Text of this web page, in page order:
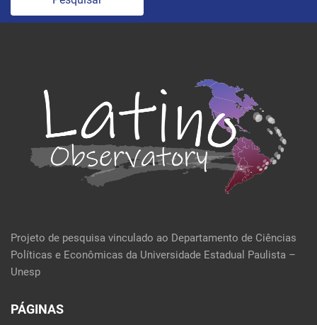
Projeto de pesquisa vinculado ao Departamento de Ciências
Políticas e Econômicas da Universidade Estadual Paulista –
Unesp
PÁGINAS